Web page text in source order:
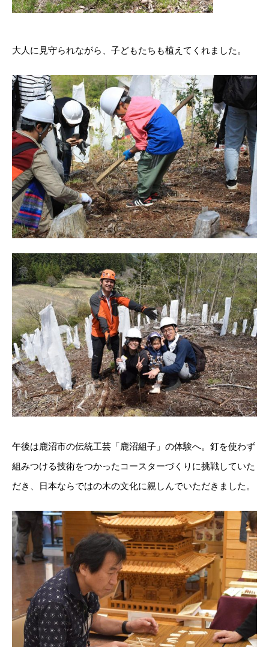
大人に見守られながら、子どもたちも植えてくれました。
午後は鹿沼市の伝統工芸「鹿沼組子」の体験へ。釘を使わず
組みつける技術をつかったコースターづくりに挑戦していた
だき、日本ならではの木の文化に親しんでいただきました。